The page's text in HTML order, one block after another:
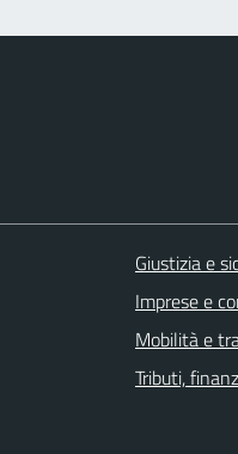
Giustizia e
Imprese e
Mobilità e
Tributi,